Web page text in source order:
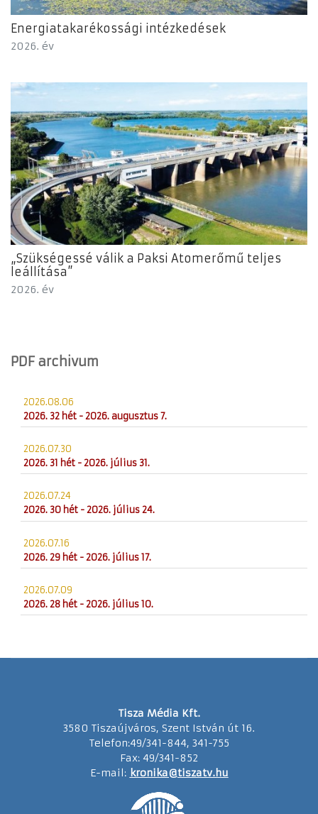
Energiatakarékossági intézkedések
2026. év
„Szükségessé válik a Paksi Atomerőmű teljes
leállítása”
2026. év
PDF archivum
2026.08.06
2026. 32 hét - 2026. augusztus 7.
2026.07.30
2026. 31 hét - 2026. július 31.
2026.07.24
2026. 30 hét - 2026. július 24.
2026.07.16
2026. 29 hét - 2026. július 17.
2026.07.09
2026. 28 hét - 2026. július 10.
Tisza Média Kft.
3580 Tiszaújváros, Szent István út 16.
Telefon:49/341-844, 341-755
Fax: 49/341-852
E-mail: kronika@tiszatv.hu